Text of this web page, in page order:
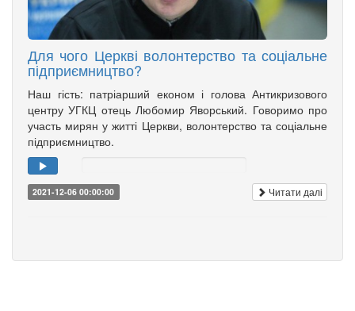
Для чого Церкві волонтерство та соціальне
підприємництво?
Наш гість: патріарший економ і голова Антикризового
центру УГКЦ отець Любомир Яворський. Говоримо про
участь мирян у житті Церкви, волонтерство та соціальне
підприємництво.
2021-12-06 00:00:00 Читати далі